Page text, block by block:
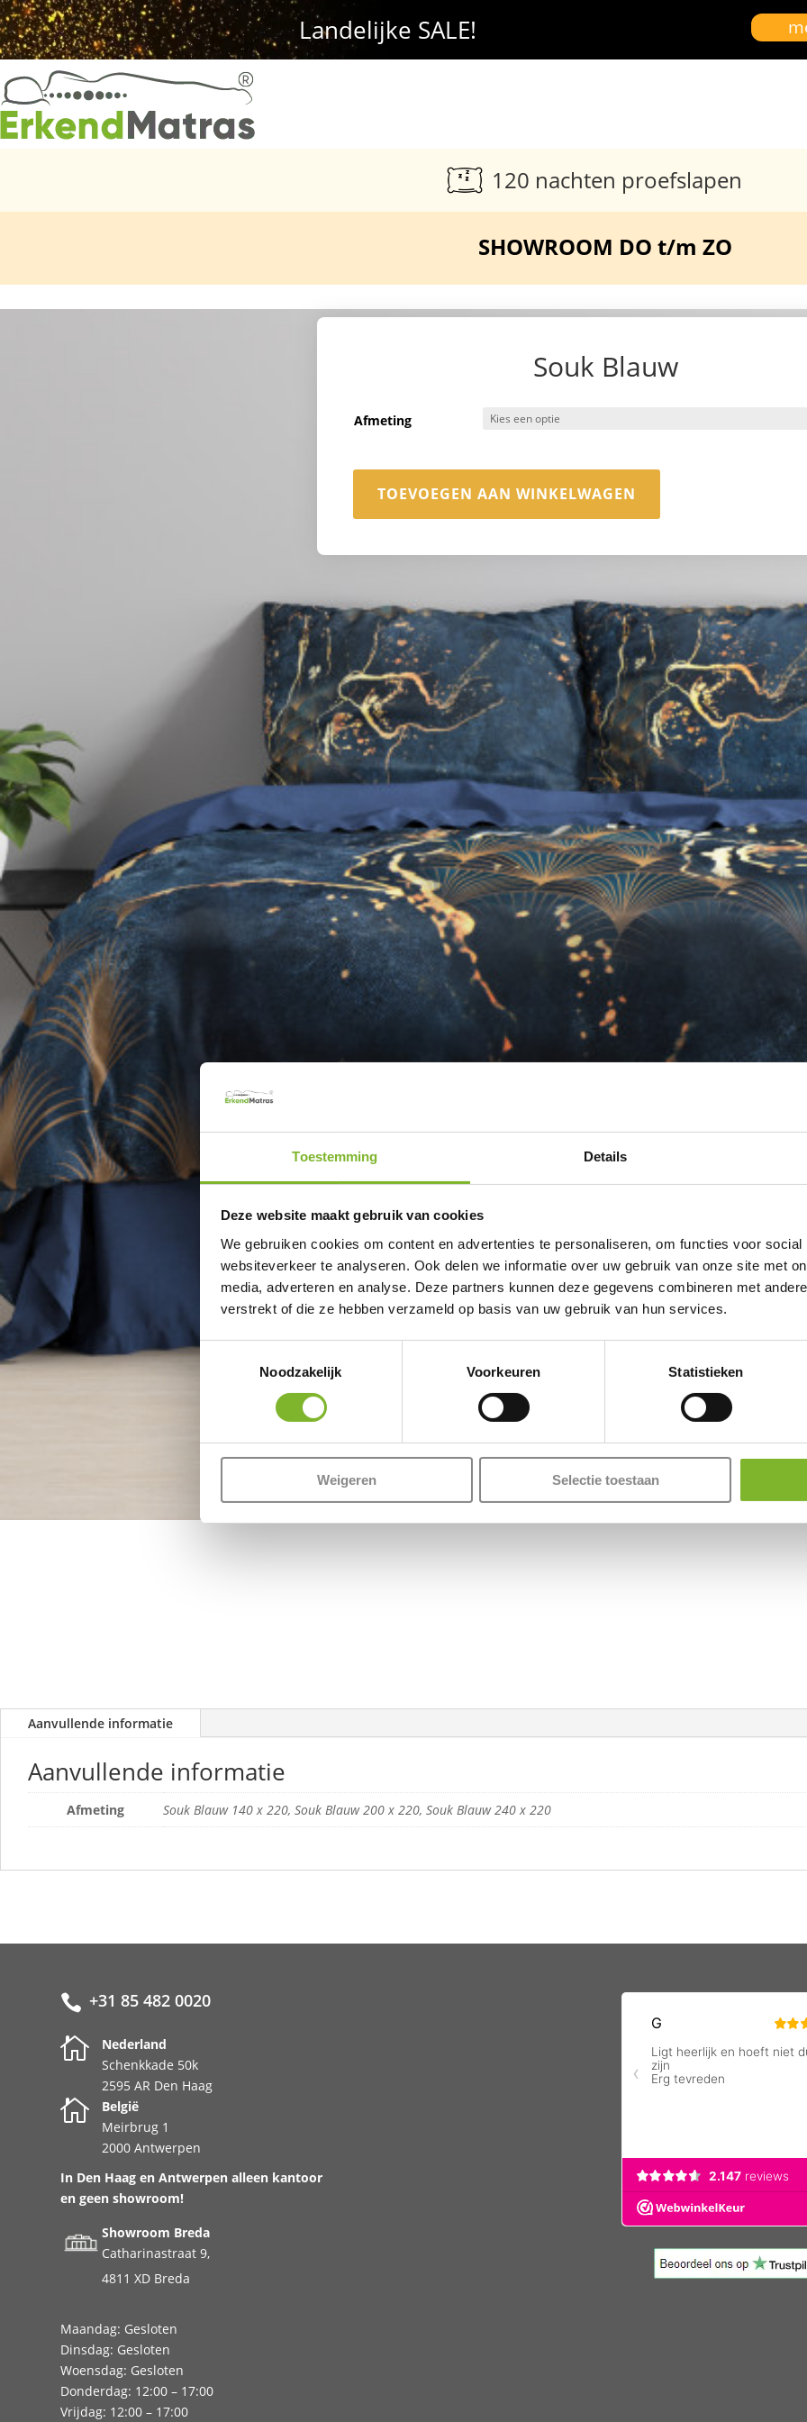
Toestemming Details
Deze website maakt gebruik van cookies
We gebruiken cookies om content en advertenties te personaliseren, om functies voor
websiteverkeer te analyseren. Ook delen we informatie over uw gebruik van onze site met
media, adverteren en analyse. Deze partners kunnen deze gegevens combineren met
verstrekt of die ze hebben verzameld op basis van uw gebruik van hun services.
Toestemmingsselectie
Noodzakelijk
Voorkeuren Statistieken
Weigeren Selectie toestaan
Landelijke SALE!
120 nachten proefslapen
SHOWROOM DO t/m ZO
Souk Blauw
Afmeting
TOEVOEGEN AAN WINKELWAGEN
Aanvullende informatie
Aanvullende informatie
Afmeting Souk Blauw 140 x 220, Souk Blauw 200 x 220, Souk Blauw 240 x 220
 +31 85 482 0020

Nederland
Schenkkade 50k
2595 AR Den Haag

België
Meirbrug 1
2000 Antwerpen
In Den Haag en Antwerpen alleen kantoor
en geen showroom!
Showroom Breda
Catharinastraat 9,
4811 XD Breda
Maandag: Gesloten
Dinsdag: Gesloten
Woensdag: Gesloten
Donderdag: 12:00 – 17:00
Vrijdag: 12:00 – 17:00